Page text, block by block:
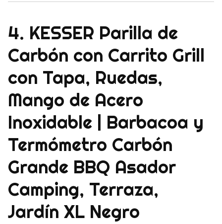
4. KESSER Parilla de
Carbón con Carrito Grill
con Tapa, Ruedas,
Mango de Acero
Inoxidable | Barbacoa y
Termómetro Carbón
Grande BBQ Asador
Camping, Terraza,
Jardín XL Negro